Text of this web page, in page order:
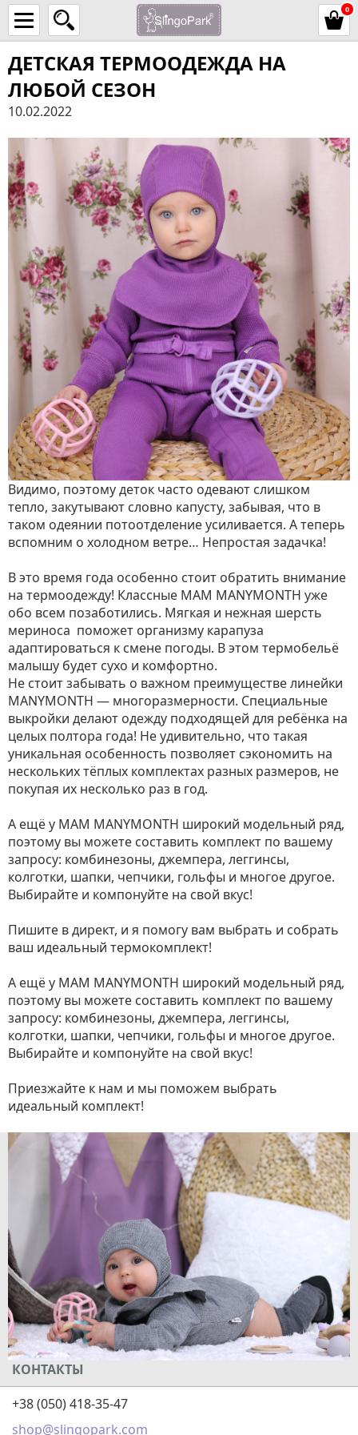
0
ДЕТСКАЯ ТЕРМООДЕЖДА НА
ЛЮБОЙ СЕЗОН
10.02.2022
Видимо, поэтому деток часто одевают слишком
тепло, закутывают словно капусту, забывая, что в
таком одеянии потоотделение усиливается. А теперь
вспомним о холодном ветре… Непростая задачка!
В это время года особенно стоит обратить внимание
на термоодежду! Классные МАМ MANYMONTH уже
обо всем позаботились. Мягкая и нежная шерсть
мериноса поможет организму карапуза
адаптироваться к смене погоды. В этом термобельё
малышу будет сухо и комфортно.
Не стоит забывать о важном преимуществе линейки
MANYMONTH — многоразмерности. Специальные
выкройки делают одежду подходящей для ребёнка на
целых полтора года! Не удивительно, что такая
уникальная особенность позволяет сэкономить на
нескольких тёплых комплектах разных размеров, не
покупая их несколько раз в год.
А ещё у МАМ MANYMONTH широкий модельный ряд,
поэтому вы можете составить комплект по вашему
запросу: комбинезоны, джемпера, леггинсы,
колготки, шапки, чепчики, гольфы и многое другое.
Выбирайте и компонуйте на свой вкус!
Пишите в директ, и я помогу вам выбрать и собрать
ваш идеальный термокомплект!
А ещё у МАМ MANYMONTH широкий модельный ряд,
поэтому вы можете составить комплект по вашему
запросу: комбинезоны, джемпера, леггинсы,
колготки, шапки, чепчики, гольфы и многое другое.
Выбирайте и компонуйте на свой вкус!
Приезжайте к нам и мы поможем выбрать
идеальный комплект!
КОНТАКТЫ
+38 (050) 418-35-47
shop@slingopark.com